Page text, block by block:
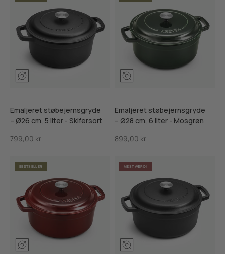
Mosgrøn Skifersort
Emaljeret støbejernsgryde
– Ø26 cm, 5 liter - Skifersort
Salgspris
799,00 kr
Mosgrøn
Emaljeret støbejernsgryde
– Ø28 cm, 6 liter - Mosgrøn
Salgspris
899,00 kr
BESTSELLER
Mosgrøn Skifersort
MEST VÆRDI
Mosgrøn